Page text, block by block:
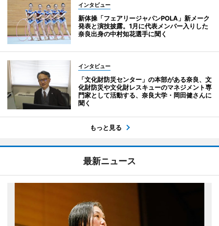
インタビュー
新体操「フェアリージャパンPOLA」新メーク
発表と演技披露。1月に代表メンバー入りした
奈良出身の中村知花選手に聞く
インタビュー
「文化財防災センター」の本部がある奈良、文
化財防災や文化財レスキューのマネジメント専
門家として活動する、奈良大学・岡田健さんに
聞く
もっと見る
最新ニュース